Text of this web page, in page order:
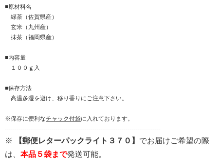
■原材料名
緑茶（佐賀県産）
玄米（九州産）
抹茶（福岡県産）
■内容量
１００ｇ入
■保存方法
高温多湿を避け、移り香りにご注意下さい。
※保存に便利なチャック付袋に入れております。
--------------------------------------------------------------------------------
※ 【郵便レターパックライト３７０】 でお届けご希望の際
は、 本品５袋まで発送可能。